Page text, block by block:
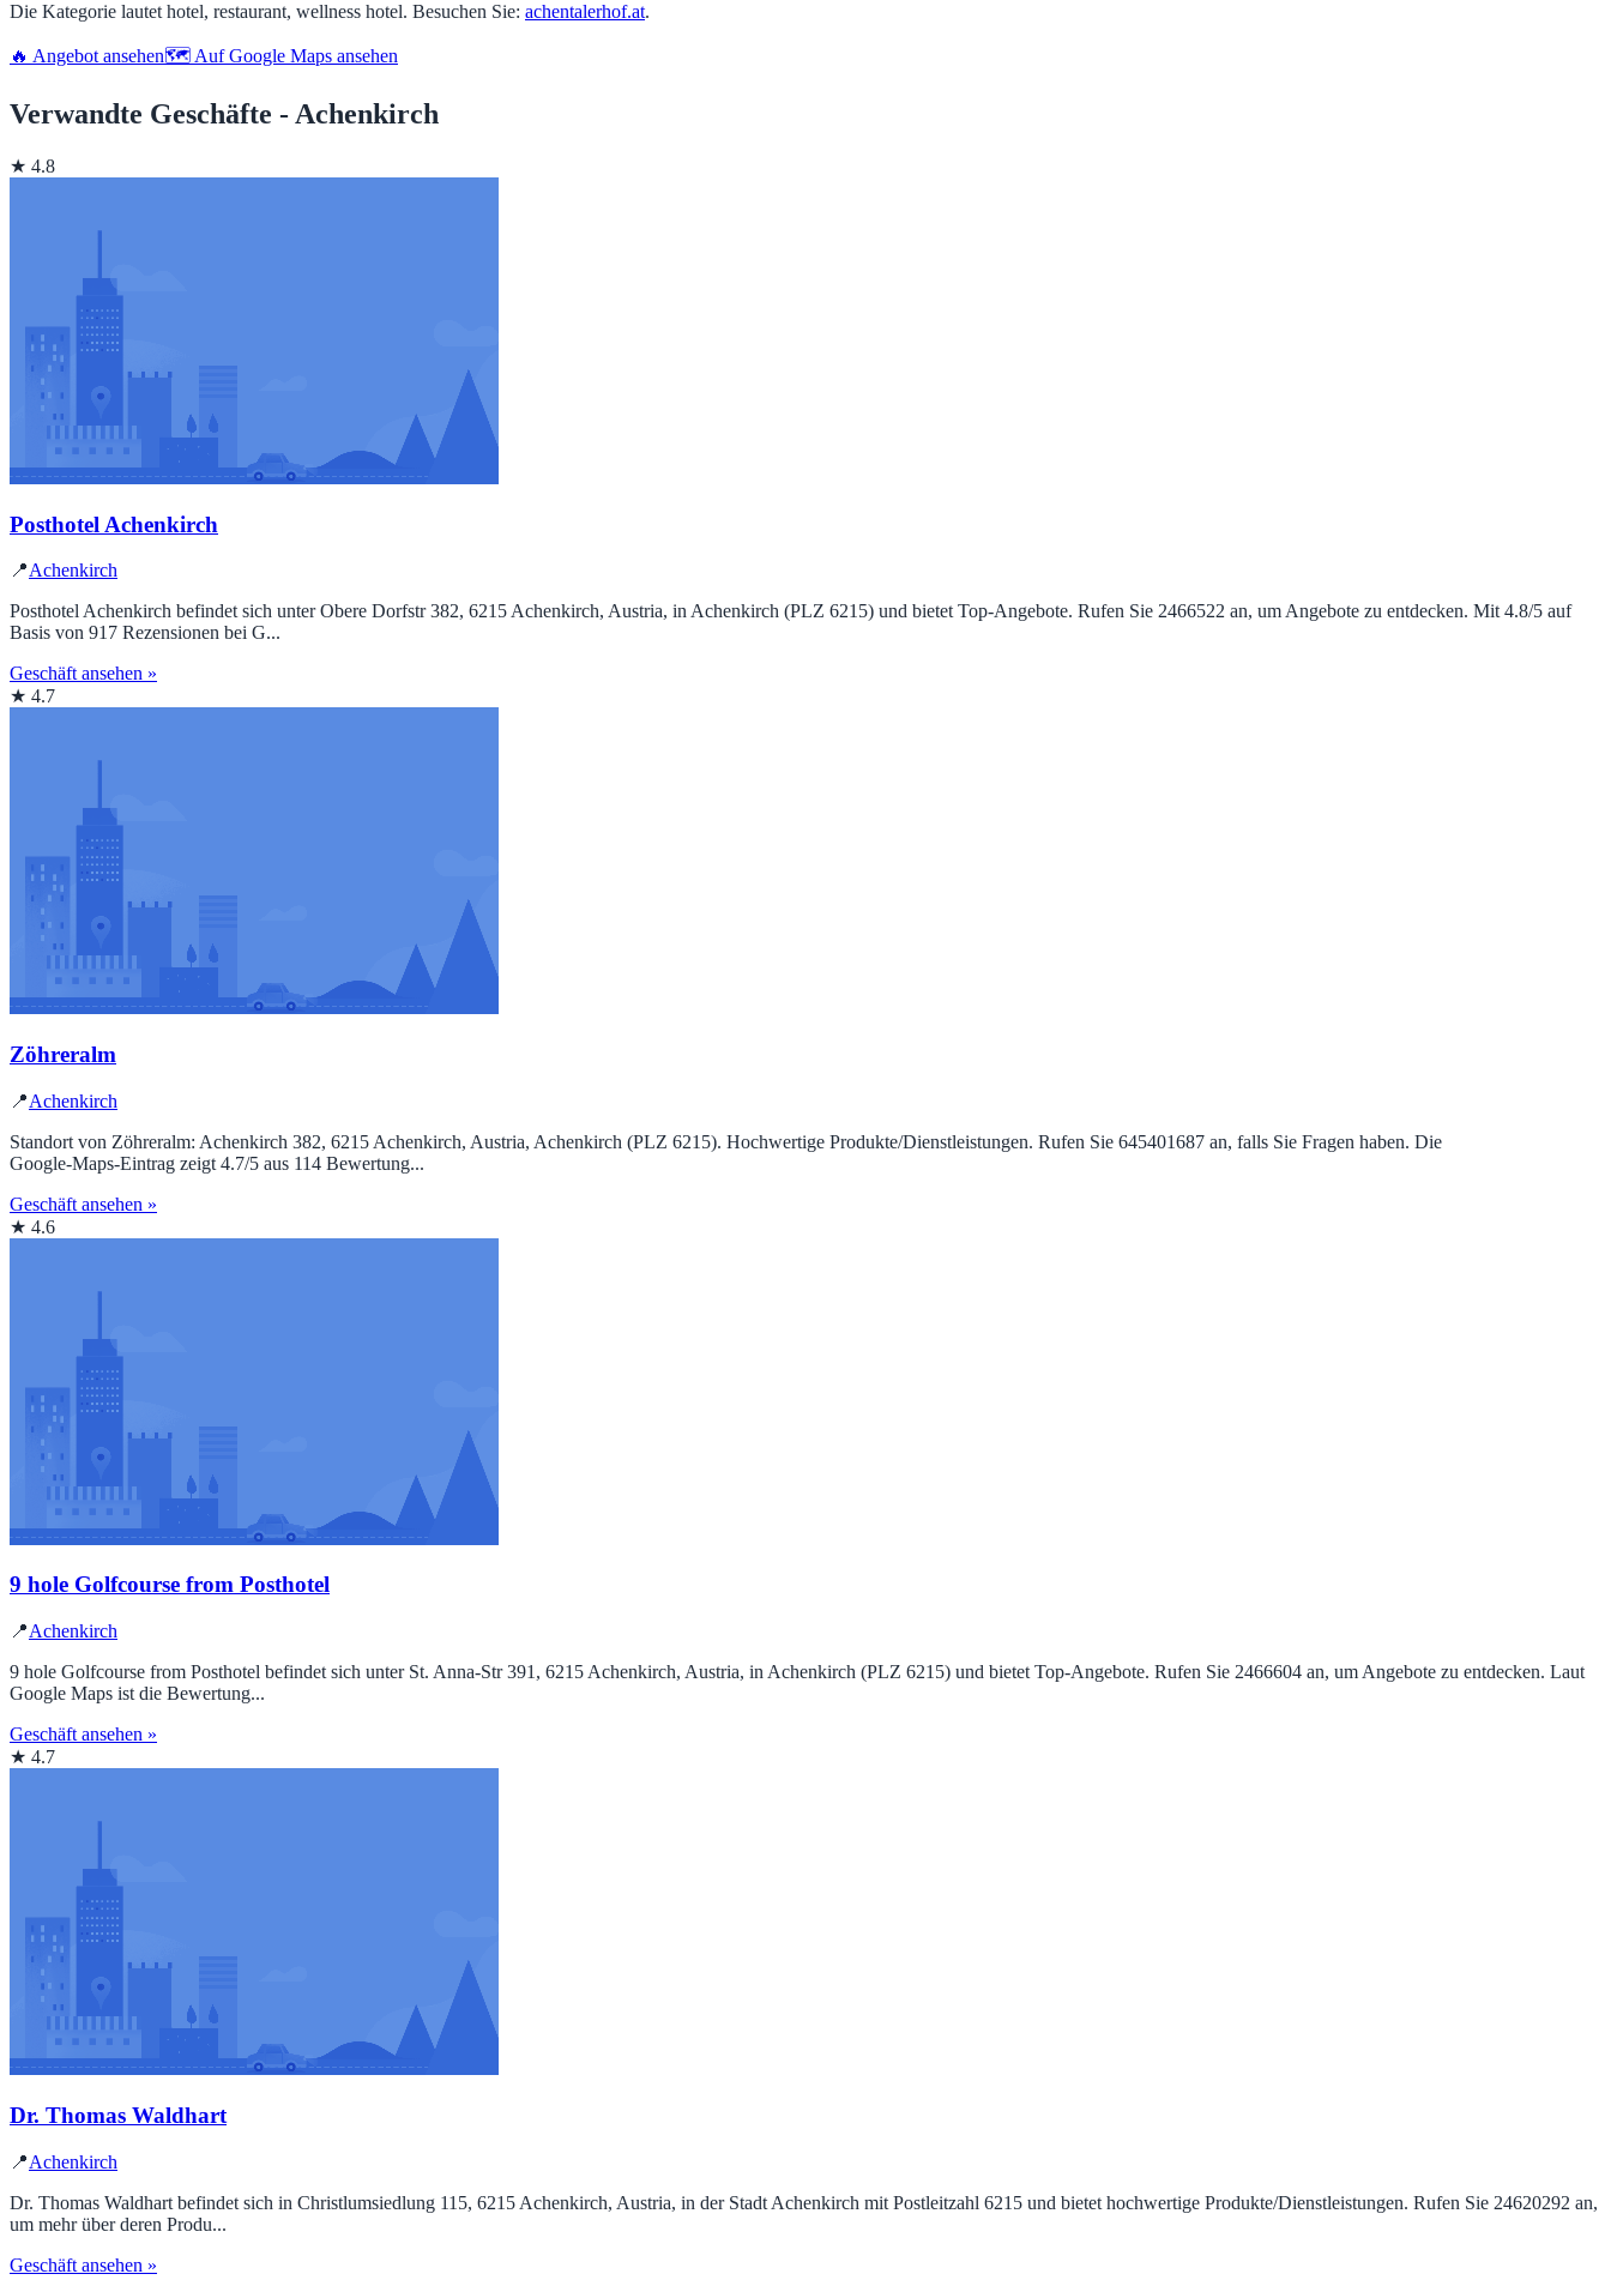
Die Kategorie lautet hotel, restaurant, wellness hotel. Besuchen Sie: achentalerhof.at.
🔥 Angebot ansehen🗺️ Auf Google Maps ansehen
Verwandte Geschäfte - Achenkirch
★ 4.8
Posthotel Achenkirch
📍Achenkirch
Posthotel Achenkirch befindet sich unter Obere Dorfstr 382, 6215 Achenkirch, Austria, in Achenkirch (PLZ 6215) und bietet Top‑Angebote. Rufen Sie 2466522 an, um Angebote zu entdecken. Mit 4.8/5 auf
Basis von 917 Rezensionen bei G...
Geschäft ansehen »
★ 4.7
Zöhreralm
📍Achenkirch
Standort von Zöhreralm: Achenkirch 382, 6215 Achenkirch, Austria, Achenkirch (PLZ 6215). Hochwertige Produkte/Dienstleistungen. Rufen Sie 645401687 an, falls Sie Fragen haben. Die
Google‑Maps‑Eintrag zeigt 4.7/5 aus 114 Bewertung...
Geschäft ansehen »
★ 4.6
9 hole Golfcourse from Posthotel
📍Achenkirch
9 hole Golfcourse from Posthotel befindet sich unter St. Anna-Str 391, 6215 Achenkirch, Austria, in Achenkirch (PLZ 6215) und bietet Top‑Angebote. Rufen Sie 2466604 an, um Angebote zu entdecken. Laut
Google Maps ist die Bewertung...
Geschäft ansehen »
★ 4.7
Dr. Thomas Waldhart
📍Achenkirch
Dr. Thomas Waldhart befindet sich in Christlumsiedlung 115, 6215 Achenkirch, Austria, in der Stadt Achenkirch mit Postleitzahl 6215 und bietet hochwertige Produkte/Dienstleistungen. Rufen Sie 24620292 an,
um mehr über deren Produ...
Geschäft ansehen »